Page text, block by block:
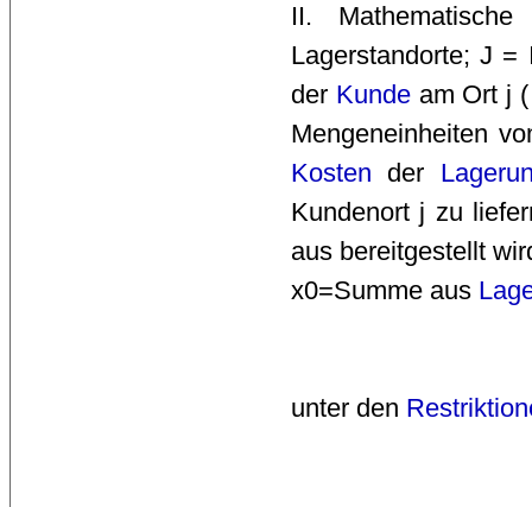
II.
Lagerstandorte; J =
der Kundeam Ort j
Mengeneinheiten
Kosten der
Kundenort j zu
aus bereitgestellt
x0=Summe aus
unter den